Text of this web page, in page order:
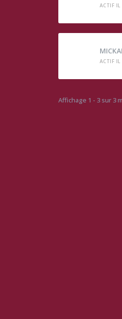
ACTIF
ACTIF
Affichage 1 - 3 sur 3